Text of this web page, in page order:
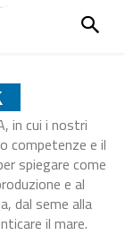
in cui i nostri
competenze e il
spiegare come
e al
dal seme alla
il mare.